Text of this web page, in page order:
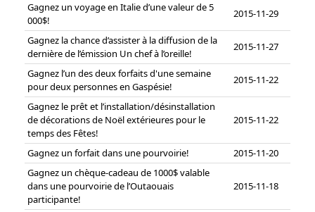
Gagnez un voyage en Italie d’une valeur de 5
000$!
2015-11-29
Gagnez la chance d’assister à la diffusion de la
dernière de l’émission Un chef à l’oreille!
2015-11-27
Gagnez l’un des deux forfaits d'une semaine
pour deux personnes en Gaspésie!
2015-11-22
Gagnez le prêt et l’installation/désinstallation
de décorations de Noël extérieures pour le
temps des Fêtes!
2015-11-22
Gagnez un forfait dans une pourvoirie!
2015-11-20
Gagnez un chèque-cadeau de 1000$ valable
dans une pourvoirie de l’Outaouais
participante!
2015-11-18